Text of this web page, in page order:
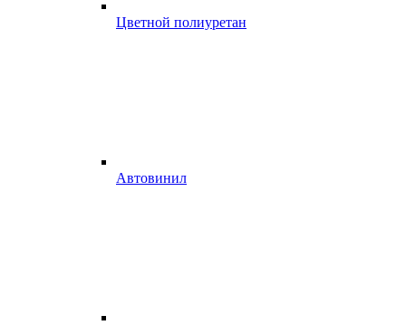
Цветной полиуретан
Автовинил